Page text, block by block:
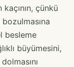
çünkü
besleme
büyümesini,